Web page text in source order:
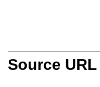
Source URL